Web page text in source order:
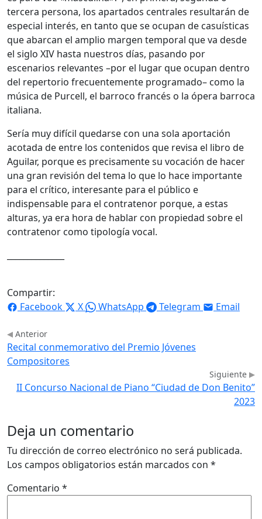
tercera persona, los apartados centrales resultarán de
especial interés, en tanto que se ocupan de casuísticas
que abarcan el amplio margen temporal que va desde
el siglo XIV hasta nuestros días, pasando por
escenarios relevantes –por el lugar que ocupan dentro
del repertorio frecuentemente programado– como la
música de Purcell, el barroco francés o la ópera barroca
italiana.
Sería muy difícil quedarse con una sola aportación
acotada de entre los contenidos que revisa el libro de
Aguilar, porque es precisamente su vocación de hacer
una gran revisión del tema lo que lo hace importante
para el crítico, interesante para el público e
indispensable para el contratenor porque, a estas
alturas, ya era hora de hablar con propiedad sobre el
contratenor como tipología vocal.
Compartir:
Facebook
X WhatsApp Telegram Email
Anterior
Recital conmemorativo del Premio Jóvenes
Compositores
Siguiente
II Concurso Nacional de Piano “Ciudad de Don Benito”
2023
Deja un comentario
Tu dirección de correo electrónico no será publicada.
Los campos obligatorios están marcados con *
Comentario *